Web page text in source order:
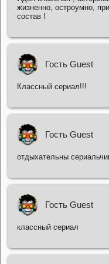
жизненно, остроумно,
состав !
Гость Guest
Классный сериал!!!
Гость Guest
отдыхательны
Гость Guest
классный сериал